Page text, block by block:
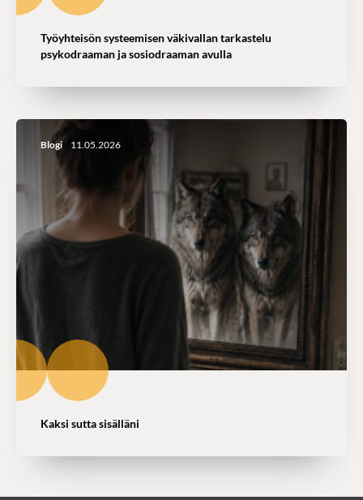
Työyhteisön systeemisen väkivallan tarkastelu
psykodraaman ja sosiodraaman avulla
Blogi 11.05.2026
Kaksi sutta sisälläni